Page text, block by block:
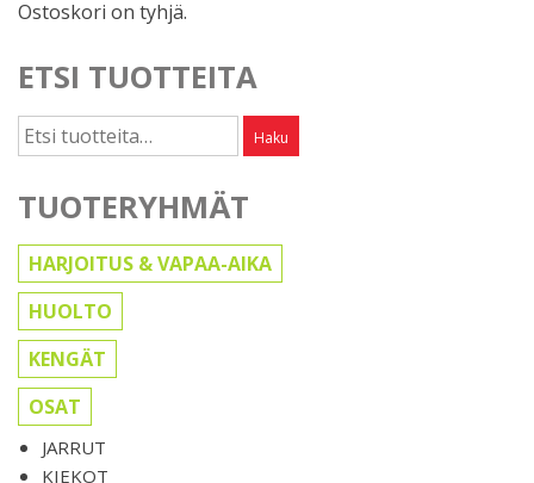
Ostoskori on tyhjä.
ETSI TUOTTEITA
Etsi: Haku
TUOTERYHMÄT
HARJOITUS & VAPAA-AIKA
HUOLTO
KENGÄT
OSAT
JARRUT
KIEKOT